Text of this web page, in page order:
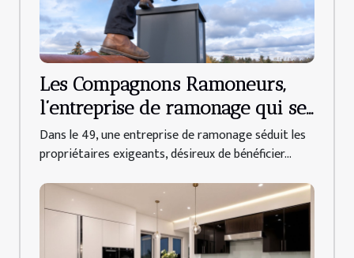
Les Compagnons Ramoneurs,
l’entreprise de ramonage qui se
déplace dans tout le 49 !
Dans le 49, une entreprise de ramonage séduit les
propriétaires exigeants, désireux de bénéficier...